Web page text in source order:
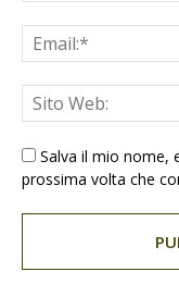
Salva il mio nome,
prossima volta che